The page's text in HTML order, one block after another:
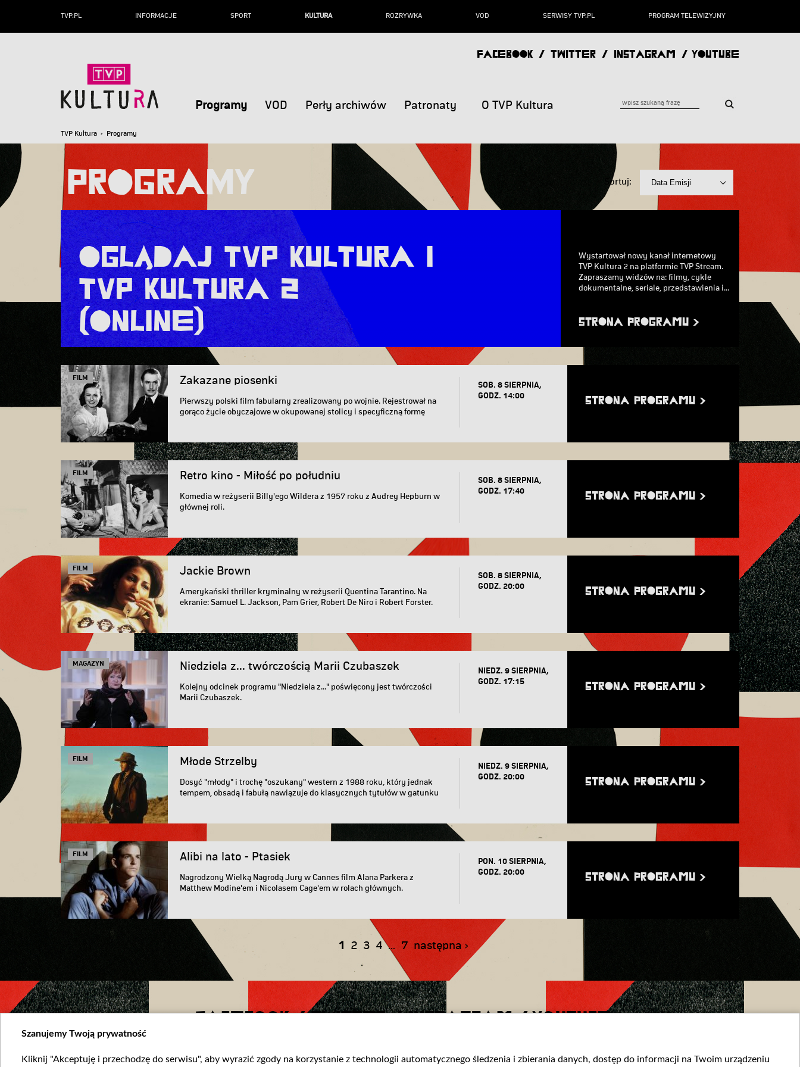
TVP.PL INFORMACJE SPORT KULTURA ROZRYWKA VOD SERWISY TVP.PL PROGRAM TELEWIZYJNY
FACEBOOK / TWITTER / INSTAGRAM / YOUTUBE
Programy VOD Perły archiwów Patronaty O TVP Kultura
TVP Kultura › Programy
Programy Sortuj:
Oglądaj TVP Kultura i
TVP Kultura 2
(online)
Wystartował nowy kanał internetowy
TVP Kultura 2 na platformie TVP Stream.
Zapraszamy widzów na: filmy, cykle
dokumentalne, seriale, przedstawienia i...
STRONA PROGRAMU >
FILM Zakazane piosenki
Pierwszy polski film fabularny zrealizowany po wojnie. Rejestrował na
gorąco życie obyczajowe w okupowanej stolicy i specyficzną formę
SOB. 8 SIERPNIA,
GODZ. 14:00
STRONA PROGRAMU >
FILM Retro kino - Miłość po południu
Komedia w reżyserii Billy'ego Wildera z 1957 roku z Audrey Hepburn w
głównej roli.
SOB. 8 SIERPNIA,
GODZ. 17:40
STRONA PROGRAMU >
FILM Jackie Brown
Amerykański thriller kryminalny w reżyserii Quentina Tarantino. Na
ekranie: Samuel L. Jackson, Pam Grier, Robert De Niro i Robert Forster.
SOB. 8 SIERPNIA,
GODZ. 20:00
STRONA PROGRAMU >
MAGAZYN Niedziela z... twórczością Marii Czubaszek
Kolejny odcinek programu "Niedziela z..." poświęcony jest twórczości
Marii Czubaszek.
NIEDZ. 9 SIERPNIA,
GODZ. 17:15
STRONA PROGRAMU >
FILM Młode Strzelby
Dosyć "młody" i trochę "oszukany" western z 1988 roku, który jednak
tempem, obsadą i fabułą nawiązuje do klasycznych tytułów w gatunku
NIEDZ. 9 SIERPNIA,
GODZ. 20:00
STRONA PROGRAMU >
FILM Alibi na lato - Ptasiek
Nagrodzony Wielką Nagrodą Jury w Cannes film Alana Parkera z
Matthew Modine'em i Nicolasem Cage'em w rolach głównych.
PON. 10 SIERPNIA,
GODZ. 20:00
STRONA PROGRAMU >
1 2 3 4 ... 7 następna ›
FACEBOOK / TWITTER / INSTAGRAM /YOUTUBE
Szanujemy Twoją prywatność
Kliknij "Akceptuję i przechodzę do serwisu", aby wyrazić zgody na korzystanie z technologii automatycznego śledzenia i zbierania danych, dostęp do informacji na Twoim urządzeniu